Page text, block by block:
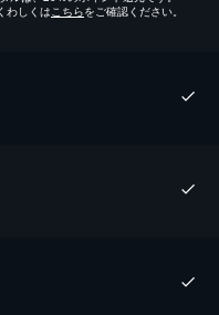
わしくはこちらをご確認ください。